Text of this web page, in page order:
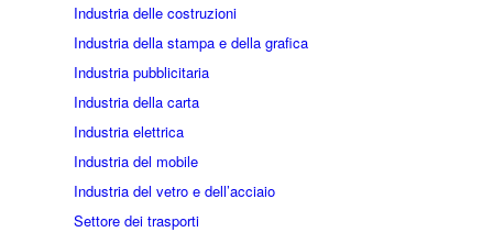
Industria delle costruzioni
Industria della stampa e della grafica
Industria pubblicitaria
Industria della carta
Industria elettrica
Industria del mobile
Industria del vetro e dell’acciaio
Settore dei trasporti